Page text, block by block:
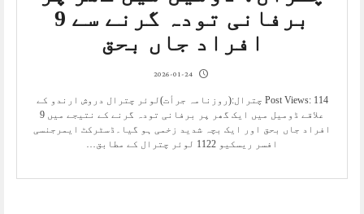
برفانی تودہ گرنے سے 9
افراد جاں بحق
2026-01-24
Post Views: 114 چترال:(روزنامہ جرأت)لوئر چترال دروش ارندو کے
علاقے ڈومیل میں ایک گھر پر برفانی تودہ گرنے کے نتیجے میں 9
افراد جاں بحق اور ایک بچہ شدید زخمی ہو گیا۔ڈسٹرکٹ ایمرجنسی
افسر ریسکیو 1122 لوئر چترال کے مطابق…